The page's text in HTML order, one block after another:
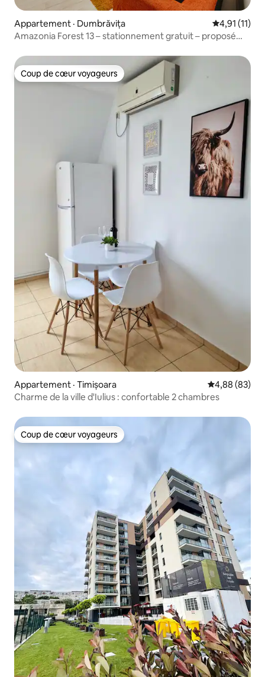
Appartement · Dumbrăvița Note
4,91 (11)
Amazonia Forest 13 – stationnement gratuit – proposé
Coup de cœur voyageurs
Coup de cœur voyageurs
Appartement · Timișoara Note
4,88 (83)
Charme de la ville d'Iulius : confortable 2 chambres
Coup de cœur voyageurs
Coup de cœur voyageurs